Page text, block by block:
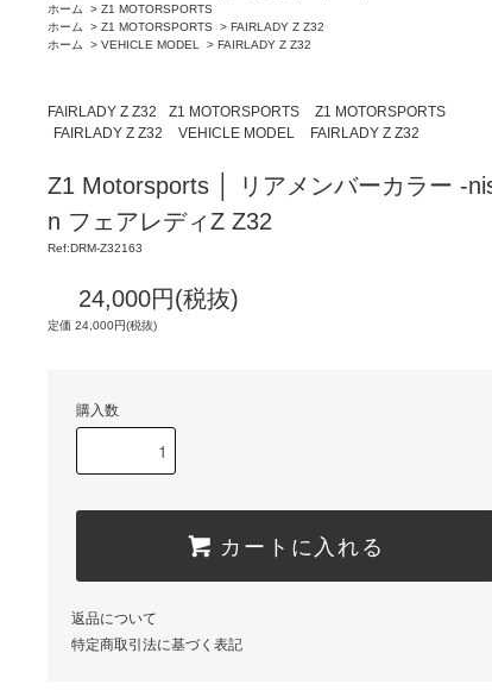
ホーム
> Z1 MOTORSPORTS
ホーム
> Z1 MOTORSPORTS > FAIRLADY Z Z32
ホーム
> VEHICLE MODEL > FAIRLADY Z Z32
FAIRLADY Z Z32 Z1 MOTORSPORTS
Z1 MOTORSPORTS
FAIRLADY Z Z32
VEHICLE MODEL FAIRLADY Z Z32
Z1 Motorsports │ リアメンバーカラー -
n フェアレディZ Z32
Ref:DRM-Z32163
24,000円(税抜)
定価 24,000円(税抜)
購入数
カートに入れる
返品について
特定商取引法に基づく表記